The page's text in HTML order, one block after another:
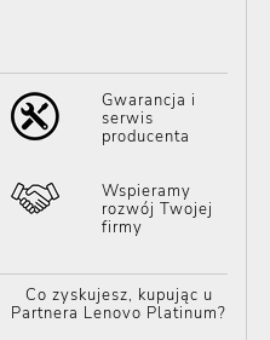
Gwarancja i
serwis
producenta
Wspieramy
rozwój Twojej
firmy
Co zyskujesz, kupując u
Partnera Lenovo Platinum?